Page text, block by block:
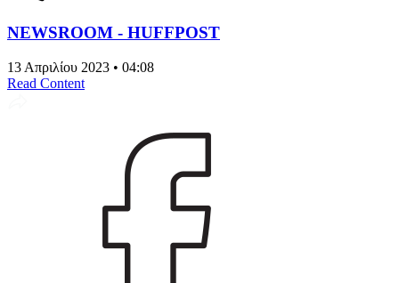
NEWSROOM - HUFFPOST
13 Απριλίου 2023 • 04:08
Read Content